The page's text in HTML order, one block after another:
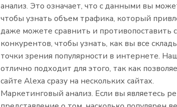
анализ. Это означает, что с данными вы
чтобы узнать объем трафика, который
даже можете сравнить и противопоставить
конкурентов, чтобы узнать, как вы все
точки зрения популярности в интернете.
отлично подходит для этого, так как
сайте Alexa сразу на нескольких сайтах.
Маркетинговый анализ. Если вы являетесь